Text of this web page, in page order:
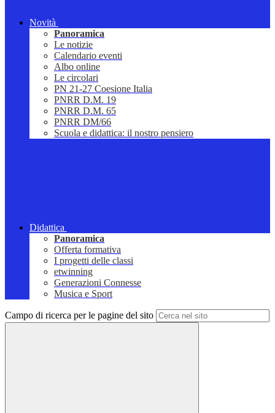
Novità
Panoramica
Le notizie
Calendario eventi
Albo online
Le circolari
PN 21-27 Coesione Italia
PNRR D.M. 19
PNRR D.M. 65
PNRR DM/66
Scuola e didattica: il nostro pensiero
Didattica
Panoramica
Offerta formativa
I progetti delle classi
etwinning
Generazioni Connesse
Musica e Sport
Campo di ricerca per le pagine del sito